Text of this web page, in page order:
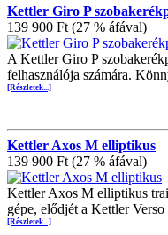
Kettler Giro P
139 900 Ft (27 % áfával)
A Kettler Giro P
felhasználója számára.
[Részletek...]
Kettler Axos M elliptikus
139 900 Ft (27 % áfával)
Kettler Axos M elliptikus
gépe, elődjét a Kettler
[Részletek...]